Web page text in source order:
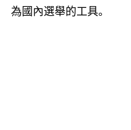
為國內選舉的工具。